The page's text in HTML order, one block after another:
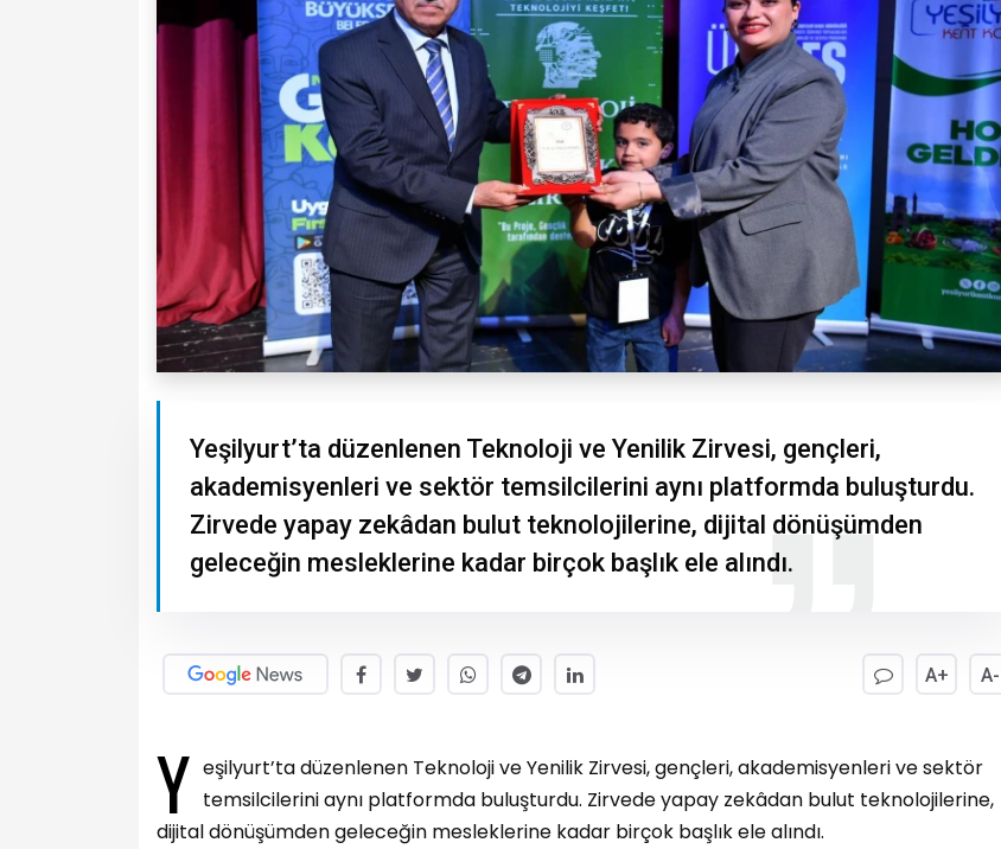
Yeşilyurt’ta düzenlenen Teknoloji ve Yenilik Zirvesi, gençleri,
akademisyenleri ve sektör temsilcilerini aynı platformda buluşturdu.
Zirvede yapay zekâdan bulut teknolojilerine, dijital dönüşümden
geleceğin mesleklerine kadar birçok başlık ele alındı.
A+ A-
Y eşilyurt’ta düzenlenen Teknoloji ve Yenilik Zirvesi, gençleri, akademisyenleri ve sektör
temsilcilerini aynı platformda buluşturdu. Zirvede yapay zekâdan bulut teknolojilerine,
dijital dönüşümden geleceğin mesleklerine kadar birçok başlık ele alındı.